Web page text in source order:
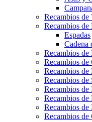
Recambios de
Recambios de
Espadas
Cadena
Recambios de
Recambios de
Recambios
Recambios de
Recambios
Recambios de
Recambios
Recambios de